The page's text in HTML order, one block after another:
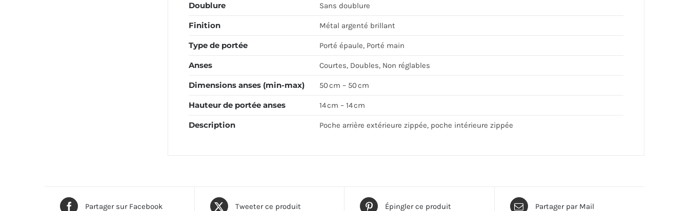
Doublure Sans doublure
Finition Métal argenté brillant
Type de portée Porté épaule, Porté main
Anses Courtes, Doubles, Non réglables
Dimensions anses (min-max) 50 cm – 50 cm
Hauteur de portée anses 14 cm – 14 cm
Description Poche arrière extérieure zippée, poche intérieure zippée
Partager sur Facebook Tweeter ce produit Épingler ce produit Partager par Mail